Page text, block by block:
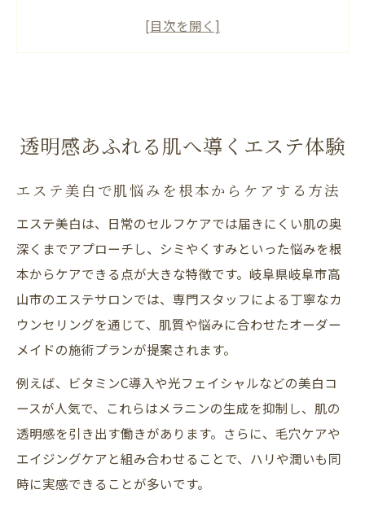
高山市エステサロンの透明感アップ体験談
高山市で叶える美白ケアの新常識
エステ美白が変える高山市の美肌事情
高山市エステで注目の美白トレンドを紹介
最新エステ美白技術で透明感ある肌へ導く
高山市で話題のエステサロン美白施術体験
エステ美白が選ばれる理由とその効果とは
エステ美白なら素肌悩みも解決へ
エステ美白でシミやくすみの悩みを緩和
プロのエステ施術が肌トラブルを改善へ
美白エステで実感できる肌変化のポイント
素肌美をかなえるエステの活用術とは
エステサロンのカウンセリング活用法
透明感あふれる肌へ導くエステ体験
エステ美白で肌悩みを根本からケアする方法
エステ美白は、日常のセルフケアでは届きにくい肌の奥
深くまでアプローチし、シミやくすみといった悩みを根
本からケアできる点が大きな特徴です。岐阜県岐阜市高
山市のエステサロンでは、専門スタッフによる丁寧なカ
ウンセリングを通じて、肌質や悩みに合わせたオーダー
メイドの施術プランが提案されます。
例えば、ビタミンC導入や光フェイシャルなどの美白コ
ースが人気で、これらはメラニンの生成を抑制し、肌の
透明感を引き出す働きがあります。さらに、毛穴ケアや
エイジングケアと組み合わせることで、ハリや潤いも同
時に実感できることが多いです。